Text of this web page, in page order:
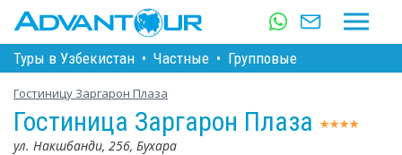
Туры в Узбекистан • Частные • Групповые
Гостиницу Заргарон Плаза
Гостиница Заргарон Плаза
ул. Накшбанди, 256, Бухара